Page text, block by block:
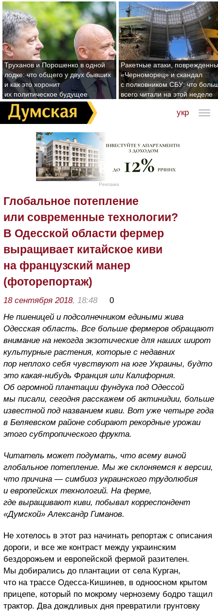
Труханов и Порошенко в одной
лодке: что общего у двух бывших
и как это хоронит
их политическое будущее
Ракетные атаки,
«Черноморец» и скандал
с полковником СБУ: что
всего читали на этой неделе
укр
Реклама
Глобальное потепление
или современные технологии?
В Одесской области фермер
выращивает китайское киви
на французский манер
(фоторепортаж)
18 сентября 2018, 18:48
0
Не пшеницей и подсолнечником едиными жива
Одесская область. Все больше фермеров обращают
внимание на некогда экзотические для наших широт
культурные растения, которые с недавних
пор неплохо себя чувствуют на юге Украины, будто
это какая-нибудь Франция или Калифорния.
Об огромной плантации фундука под Одессой
мы писали, сегодня расскажем об актинидии, больше
известной под названием киви. Вот уже четыре года
в Беляевском районе собирают рекордные урожаи
этого субтропического фрукта.
Читатель может подумать, что всему виной
глобальное потепление. Мы же склоняемся к версии,
что причина — симбиоз украинского трудолюбия
и европейских технологий. На ферме,
где выращивают киви, побывал корреспондент
«Думской» Александр Гиманов.
Не хотелось в этот раз начинать репортаж с описания
дороги, и все же контраст между украинским
бездорожьем и европейской фермой разителен.
Мы добирались до плантации от села Курган,
что на трассе Одесса-Кишинев, в одноосном крытом
прицепе, который по мокрому чернозему бодро тащил
трактор. Два дождливых дня превратили грунтовку